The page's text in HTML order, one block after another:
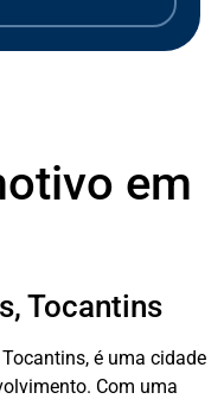
em
Tocantins
é uma cidade
Com uma